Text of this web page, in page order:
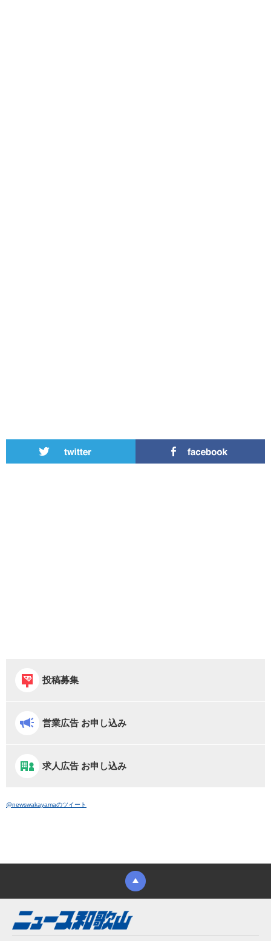
投稿募集
営業広告 お申し込み
求人広告 お申し込み
@newswakayamaのツイート